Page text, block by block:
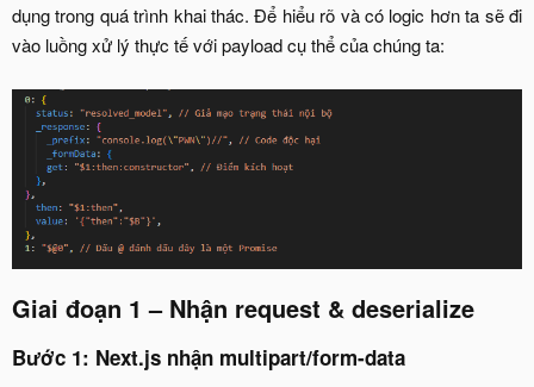
dụng trong quá trình khai thác. Để hiểu rõ và có logic hơn ta sẽ đi
vào luồng xử lý thực tế với payload cụ thể của chúng ta:
Giai đoạn 1 – Nhận request & deserialize
Bước 1: Next.js nhận multipart/form-data